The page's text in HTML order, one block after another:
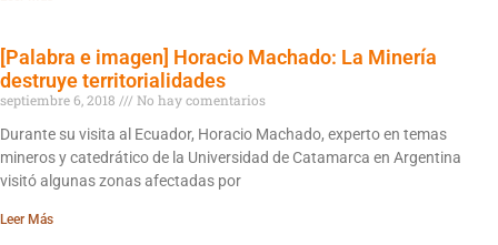
[Palabra e imagen] Horacio Machado: La Minería
destruye territorialidades
septiembre 6, 2018
No hay comentarios
Durante su visita al Ecuador, Horacio Machado, experto en temas
mineros y catedrático de la Universidad de Catamarca en Argentina
visitó algunas zonas afectadas por
Leer Más